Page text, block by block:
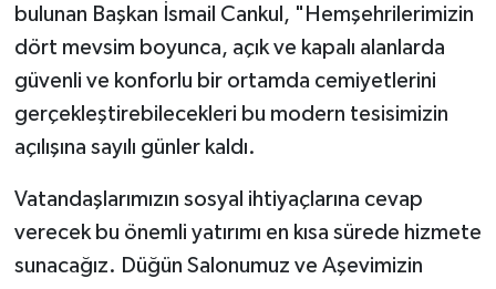
bulunan Başkan İsmail Cankul, "Hemşehrilerimizin
dört mevsim boyunca, açık ve kapalı alanlarda
güvenli ve konforlu bir ortamda cemiyetlerini
gerçekleştirebilecekleri bu modern tesisimizin
açılışına sayılı günler kaldı.
Vatandaşlarımızın sosyal ihtiyaçlarına cevap
verecek bu önemli yatırımı en kısa sürede hizmete
sunacağız. Düğün Salonumuz ve Aşevimizin